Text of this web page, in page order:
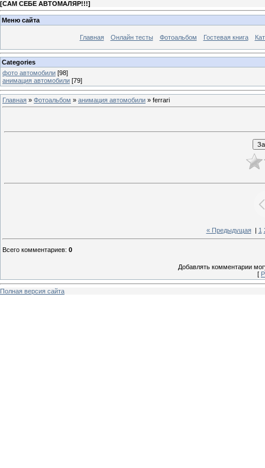
[САМ СЕБЕ АВТОМАЛЯР!!!]
Меню сайта
Главная Онлайн тесты Фотоальбом Гостевая книга
Categories
фото автомобили [98]
анимация автомобили [79]
Главная » Фотоальбом » анимация автомобили » ferrari
« Предыдущая| 1
Всего комментариев: 0
Добавлять комментарии
[
Полная версия сайта